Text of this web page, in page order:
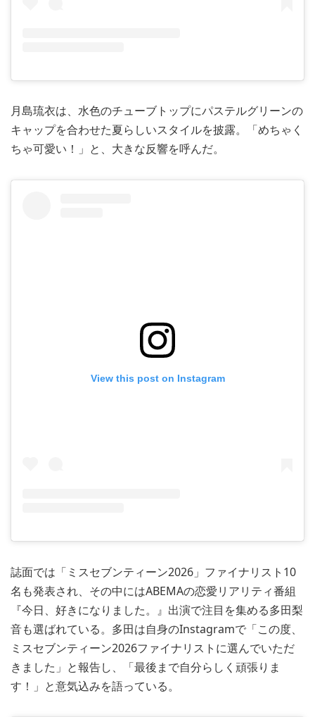
月島琉衣は、水色のチューブトップにパステルグリーンの
キャップを合わせた夏らしいスタイルを披露。「めちゃく
ちゃ可愛い！」と、大きな反響を呼んだ。
View this post on Instagram
誌面では「ミスセブンティーン2026」ファイナリスト10
名も発表され、その中にはABEMAの恋愛リアリティ番組
『今日、好きになりました。』出演で注目を集める多田梨
音も選ばれている。多田は自身のInstagramで「この度、
ミスセブンティーン2026ファイナリストに選んでいただ
きました」と報告し、「最後まで自分らしく頑張りま
す！」と意気込みを語っている。